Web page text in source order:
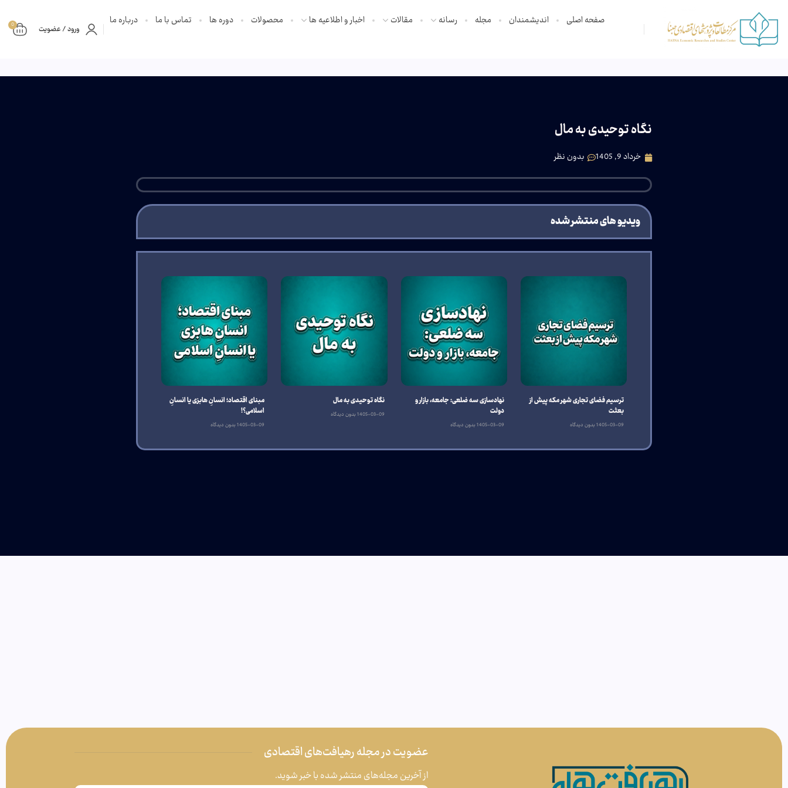
صفحه اصلی اندیشمندان مجله رسانه مقالات اخبار و اطلاعیه ها محصولات دوره ها تماس با ما درباره ما
ورود / عضویت 0
نگاه توحیدی به مال
خرداد 9, 1405 بدون نظر
ویدیو های منتشر شده
ترسیم فضای تجاری شهر مکه پیش از
بعثت
1405-03-09بدون دیدگاه
نهادسازی سه‌ ضلعی: جامعه، بازار و
دولت
1405-03-09بدون دیدگاه
نگاه توحیدی به مال
1405-03-09بدون دیدگاه
مبنای اقتصاد؛ انسانِ هابزی یا انسانِ
اسلامی؟!
1405-03-09بدون دیدگاه
عضویت در مجله رهیافت‌های اقتصادی
از آخرین مجله‌های منتشر شده با خبر شوید.